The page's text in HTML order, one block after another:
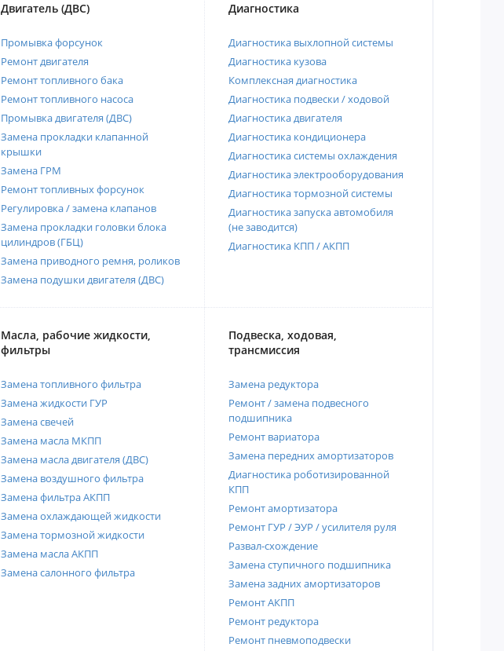
Двигатель (ДВС)
Промывка форсунок
Ремонт двигателя
Ремонт топливного бака
Ремонт топливного насоса
Промывка двигателя (ДВС)
Замена прокладки клапанной
крышки
Замена ГРМ
Ремонт топливных форсунок
Регулировка / замена клапанов
Замена прокладки головки блока
цилиндров (ГБЦ)
Замена приводного ремня, роликов
Замена подушки двигателя (ДВС)
Диагностика
Диагностика выхлопной системы
Диагностика кузова
Комплексная диагностика
Диагностика подвески / ходовой
Диагностика двигателя
Диагностика кондиционера
Диагностика системы охлаждения
Диагностика электрооборудования
Диагностика тормозной системы
Диагностика запуска автомобиля
(не заводится)
Диагностика КПП / АКПП
Масла, рабочие жидкости,
фильтры
Замена топливного фильтра
Замена жидкости ГУР
Замена свечей
Замена масла МКПП
Замена масла двигателя (ДВС)
Замена воздушного фильтра
Замена фильтра АКПП
Замена охлаждающей жидкости
Замена тормозной жидкости
Замена масла АКПП
Замена салонного фильтра
Подвеска, ходовая,
трансмиссия
Замена редуктора
Ремонт / замена подвесного
подшипника
Ремонт вариатора
Замена передних амортизаторов
Диагностика роботизированной
КПП
Ремонт амортизатора
Ремонт ГУР / ЭУР / усилителя руля
Развал-схождение
Замена ступичного подшипника
Замена задних амортизаторов
Ремонт АКПП
Ремонт редуктора
Ремонт пневмоподвески